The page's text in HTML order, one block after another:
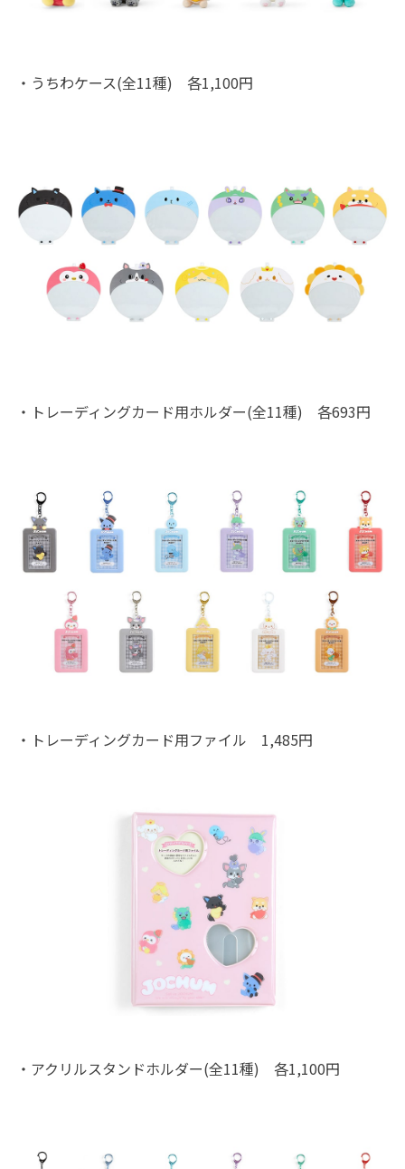
・うちわケース(全11種) 各1,100円
・トレーディングカード用ホルダー(全11種) 各693円
・トレーディングカード用ファイル 1,485円
・アクリルスタンドホルダー(全11種) 各1,100円